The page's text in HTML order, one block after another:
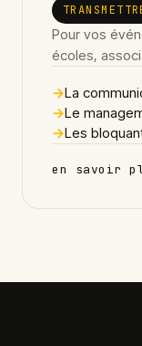
Pour vos
écoles,
→La
→Le
→Les
en savoir